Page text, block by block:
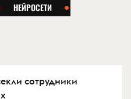
сотрудники